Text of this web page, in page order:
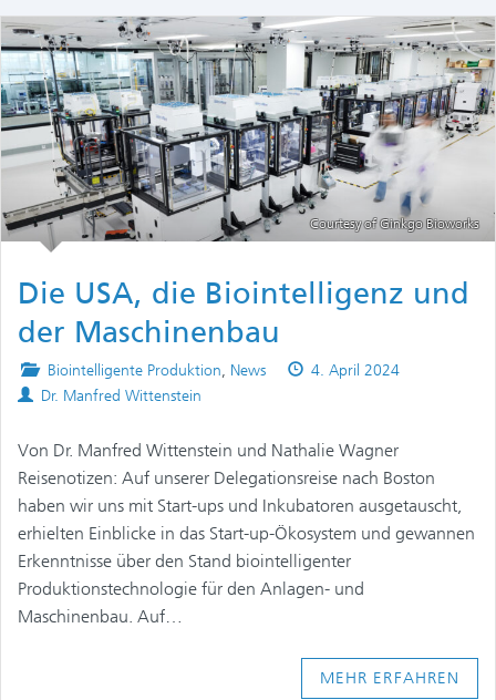
Courtesy of Ginkgo Bioworks
Die USA, die Biointelligenz und
der Maschinenbau
Posted
in
Biointelligente Produktion, News
Published
4. April 2024
Authors
Dr. Manfred Wittenstein
Von Dr. Manfred Wittenstein und Nathalie Wagner
Reisenotizen: Auf unserer Delegationsreise nach Boston
haben wir uns mit Start-ups und Inkubatoren ausgetauscht,
erhielten Einblicke in das Start-up-Ökosystem und gewannen
Erkenntnisse über den Stand biointelligenter
Produktionstechnologie für den Anlagen- und
Maschinenbau. Auf…
MEHR ERFAHREN